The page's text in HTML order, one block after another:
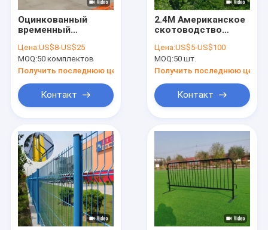
Оцинкованный
временный
забор высотой 6
футов
Австралийский
Цена:US$8-US$25
MOQ:50 комплектов
Получить последнюю цену
Контакт
2.4M Американское
скотоводство
ограждение
Круглое
ограждение с
Цена:US$5-US$100
MOQ:50 шт.
Получить последнюю цену
Контакт